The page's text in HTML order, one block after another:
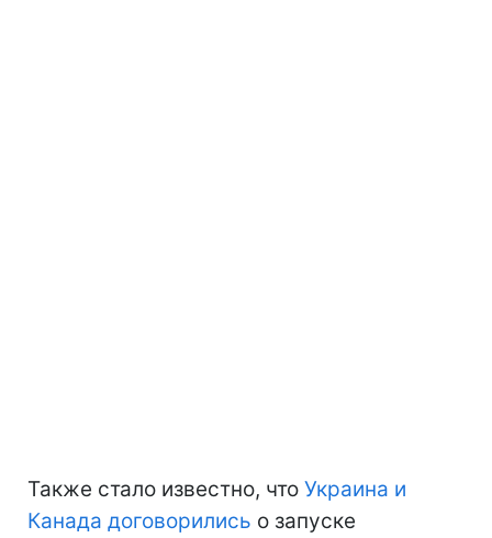
Также стало известно, что Украина и
Канада договорились о запуске